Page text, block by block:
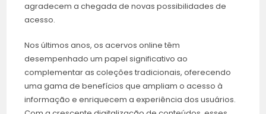
agradecem a chegada de novas possibilidades de
acesso.
Nos últimos anos, os acervos online têm
desempenhado um papel significativo ao
complementar as coleções tradicionais, oferecendo
uma gama de benefícios que ampliam o acesso à
informação e enriquecem a experiência dos usuários.